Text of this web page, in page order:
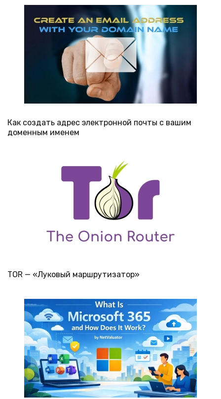
Как создать адрес электронной почты с вашим
доменным именем
TOR — «Луковый маршрутизатор»